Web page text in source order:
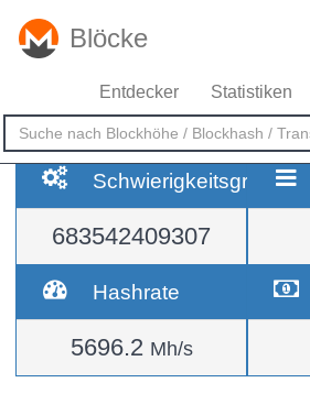
Blöcke
Entdecker Statistiken
Schwierigkeitsgrad
683542409307
Hashrate
5696.2 Mh/s